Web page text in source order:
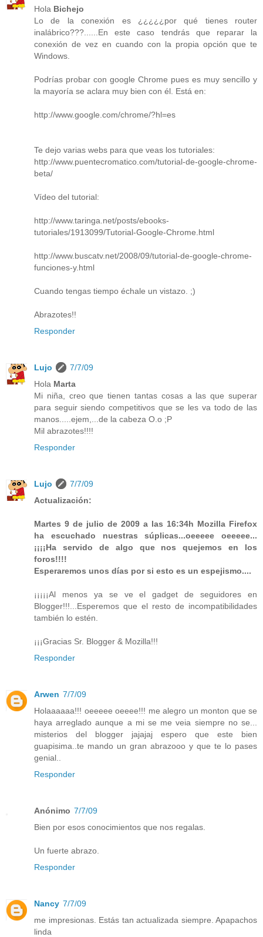
Hola Bichejo
Lo de la conexión es ¿¿¿¿¿por qué tienes router
inalábrico???......En este caso tendrás que reparar la
conexión de vez en cuando con la propia opción que te
Windows.
Podrías probar con google Chrome pues es muy sencillo y
la mayoría se aclara muy bien con él. Está en:
http://www.google.com/chrome/?hl=es
Te dejo varias webs para que veas los tutoriales:
http://www.puentecromatico.com/tutorial-de-google-chrome-
beta/
Vídeo del tutorial:
http://www.taringa.net/posts/ebooks-
tutoriales/1913099/Tutorial-Google-Chrome.html
http://www.buscatv.net/2008/09/tutorial-de-google-chrome-
funciones-y.html
Cuando tengas tiempo échale un vistazo. ;)
Abrazotes!!
Responder
Lujo
7/7/09
Hola Marta
Mi niña, creo que tienen tantas cosas a las que superar
para seguir siendo competitivos que se les va todo de las
manos.....ejem,...de la cabeza O.o ;P
Mil abrazotes!!!!
Responder
Lujo
7/7/09
Actualización:
Martes 9 de julio de 2009 a las 16:34h Mozilla Firefox
ha escuchado nuestras súplicas...oeeeee oeeeee...
¡¡¡¡Ha servido de algo que nos quejemos en los
foros!!!!
Esperaremos unos días por si esto es un espejismo....
¡¡¡¡¡Al menos ya se ve el gadget de seguidores en
Blogger!!!...Esperemos que el resto de incompatibilidades
también lo estén.
¡¡¡Gracias Sr. Blogger & Mozilla!!!
Responder
Arwen 7/7/09
Holaaaaaa!!! oeeeee oeeee!!! me alegro un monton que se
haya arreglado aunque a mi se me veia siempre no se...
misterios del blogger jajajaj espero que este bien
guapisima..te mando un gran abrazooo y que te lo pases
genial..
Responder
Anónimo 7/7/09
Bien por esos conocimientos que nos regalas.
Un fuerte abrazo.
Responder
Nancy 7/7/09
me impresionas. Estás tan actualizada siempre. Apapachos
linda